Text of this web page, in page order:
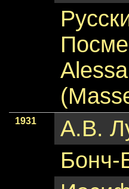
1931
А.В.
Бонч-